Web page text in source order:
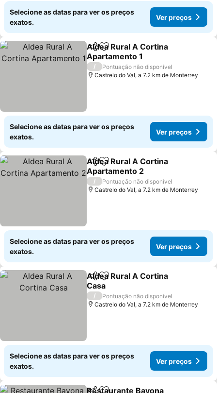
Selecione as datas para ver os preços
exatos.
Ver preços
PartilharAdicionar aos favoritos
Aldea Rural A Cortina
Apartamento 1
/
Pontuação não disponível
Castrelo do Val, a 7.2 km de Monterrey
Selecione as datas para ver os preços
exatos.
Ver preços
PartilharAdicionar aos favoritos
Aldea Rural A Cortina
Apartamento 2
/
Pontuação não disponível
Castrelo do Val, a 7.2 km de Monterrey
Selecione as datas para ver os preços
exatos.
Ver preços
PartilharAdicionar aos favoritos
Aldea Rural A Cortina
Casa
/
Pontuação não disponível
Castrelo do Val, a 7.2 km de Monterrey
Selecione as datas para ver os preços
exatos.
Ver preços
Restaurante Bayona